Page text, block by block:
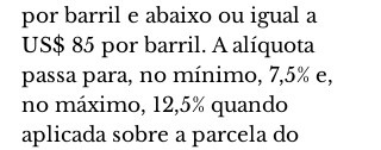
por barril e abaixo ou igual a
US$ 85 por barril. A alíquota
passa para, no mínimo, 7,5% e,
no máximo, 12,5% quando
aplicada sobre a parcela do